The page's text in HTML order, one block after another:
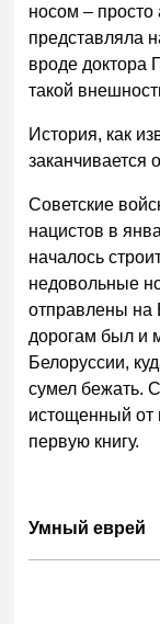
носом – просто
представляла
вроде доктора
такой
История, как
заканчивается
Советские
нацистов в
началось
недовольные
отправлены на
дорогам был и
Белоруссии,
сумел бежать.
истощенный от
первую книгу.
Умный еврей